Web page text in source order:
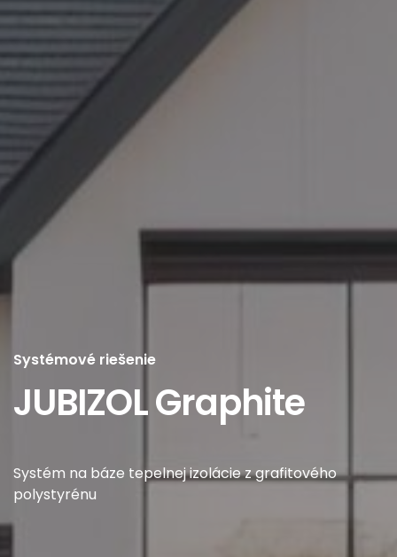
Systémové riešenie
JUBIZOL Graphite
Systém na báze tepelnej izolácie z grafitového
polystyrénu